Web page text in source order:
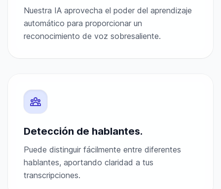
Nuestra IA aprovecha el poder del aprendizaje
automático para proporcionar un
reconocimiento de voz sobresaliente.
Detección de hablantes.
Puede distinguir fácilmente entre diferentes
hablantes, aportando claridad a tus
transcripciones.